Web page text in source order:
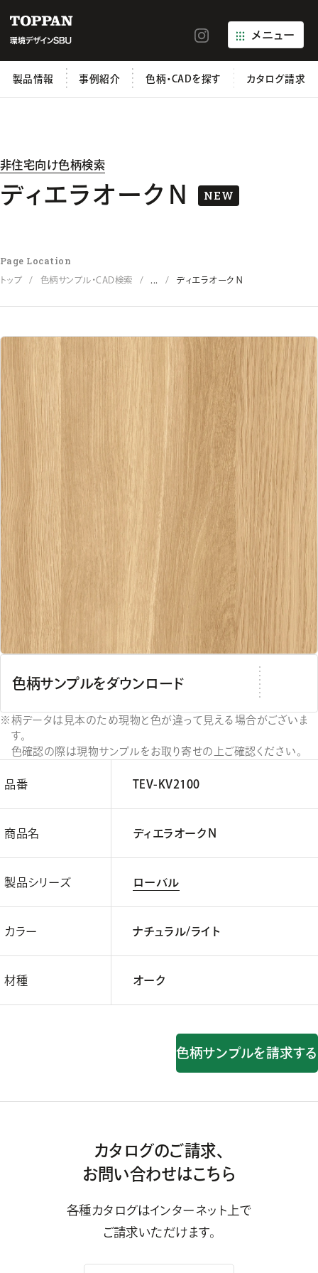
メニュー
製品情報 事例紹介 色柄・CADを探す カタログ請求
非住宅向け色柄検索
ディエラオークＮ NEW
Page Location
トップ 色柄サンプル・CAD検索 ... ディエラオークＮ
色柄サンプルをダウンロード
柄データは見本のため現物と色が違って見える場合がございま
す。
色確認の際は現物サンプルをお取り寄せの上ご確認ください。
品番 TEV-KV2100
商品名 ディエラオークＮ
製品シリーズ ローバル
カラー ナチュラル/ライト
材種 オーク
色柄サンプルを請求する
カタログのご請求、
お問い合わせはこちら
各種カタログはインターネット上で
ご請求いただけます。